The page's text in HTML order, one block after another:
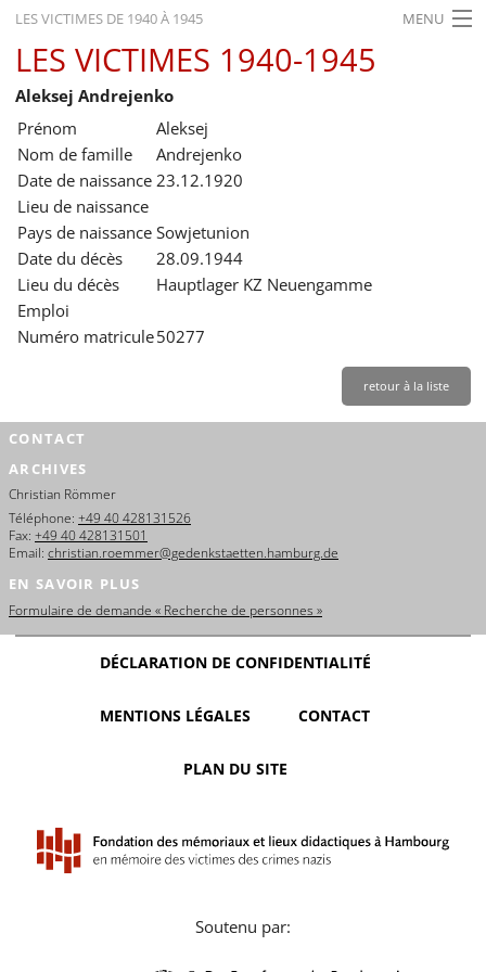
LES VICTIMES DE 1940 À 1945 MENU
ACCUEIL
ACTUALITÉS
EXPOSITIONS
HISTORIQUE
FORMATION
RECHERCHE
SERVICE
LES VICTIMES 1940-1945
Aleksej Andrejenko
Prénom
Aleksej
Nom de famille
Andrejenko
Date de naissance 23.12.1920
Lieu de naissance
Pays de naissance Sowjetunion
Date du décès
28.09.1944
Lieu du décès
Hauptlager KZ Neuengamme
Emploi
Numéro matricule50277
retour à la liste
CONTACT
ARCHIVES
Christian Römmer
Téléphone: +49 40 428131526
Fax: +49 40 428131501
Email: christian.roemmer@gedenkstaetten.hamburg.de
EN SAVOIR PLUS
Formulaire de demande « Recherche de personnes »
DÉCLARATION DE CONFIDENTIALITÉ
MENTIONS LÉGALES CONTACT
PLAN DU SITE
Soutenu par: